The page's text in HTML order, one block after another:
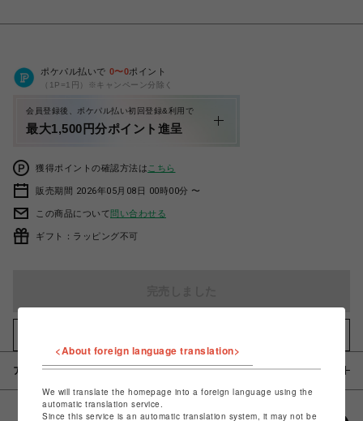
ポケパル払いで 0〜0ポイント
（1P=1円）※キャンペーン分除く
会員登録後、ポケパル払い初回登録&利用で
最大1,500円分ポイント進呈
獲得ポイントの確認方法は こちら
販売期間 2026年05月08日 00時00分 〜
この商品について問い合わせる
ギフト：ラッピング不可
アイテム説明 / 素材
<About foreign language translation>
We will translate the homepage into a foreign language using the
automatic translation service.
Since this service is an automatic translation system, it may not be